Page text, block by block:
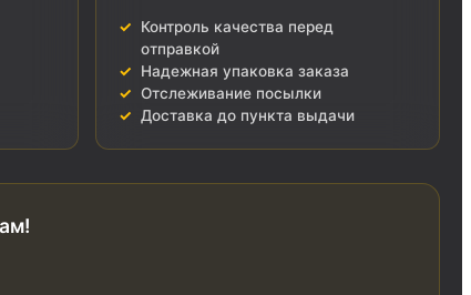
Контроль качества перед
отправкой
Надежная упаковка заказа
Отслеживание посылки
Доставка до пункта выдачи